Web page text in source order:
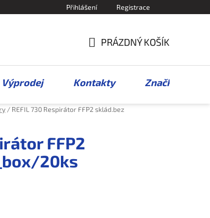
Přihlášení Registrace
KOŠÍK
PRÁZDNÝ KOŠÍK
Výprodej Kontakty Značky
/ REFIL 730 Respirátor FFP2 sklád.bez
FFP2
20ks